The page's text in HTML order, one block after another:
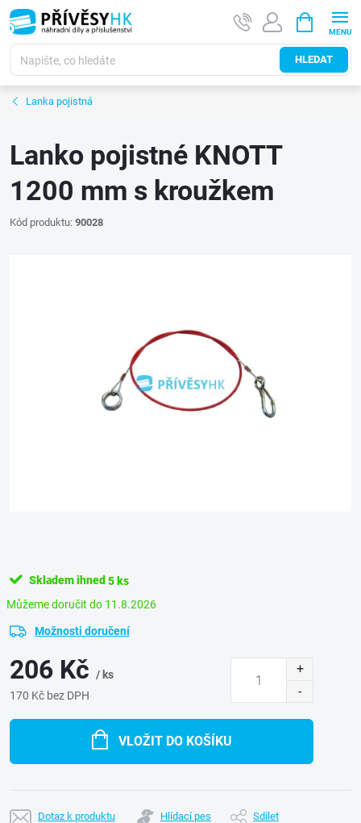
Přejít
na
obsah
HLEDAT
NÁKUPNÍ
KOŠÍK
Lanka pojistná
Lanko pojistné KNOTT
1200 mm s kroužkem
Kód produktu: 90028
Skladem ihned 5 ks
11.8.2026
Možnosti doručení
206 Kč / ks
170 Kč bez DPH
VLOŽIT DO KOŠÍKU
Dotaz k produktu Hlídací pes Sdílet